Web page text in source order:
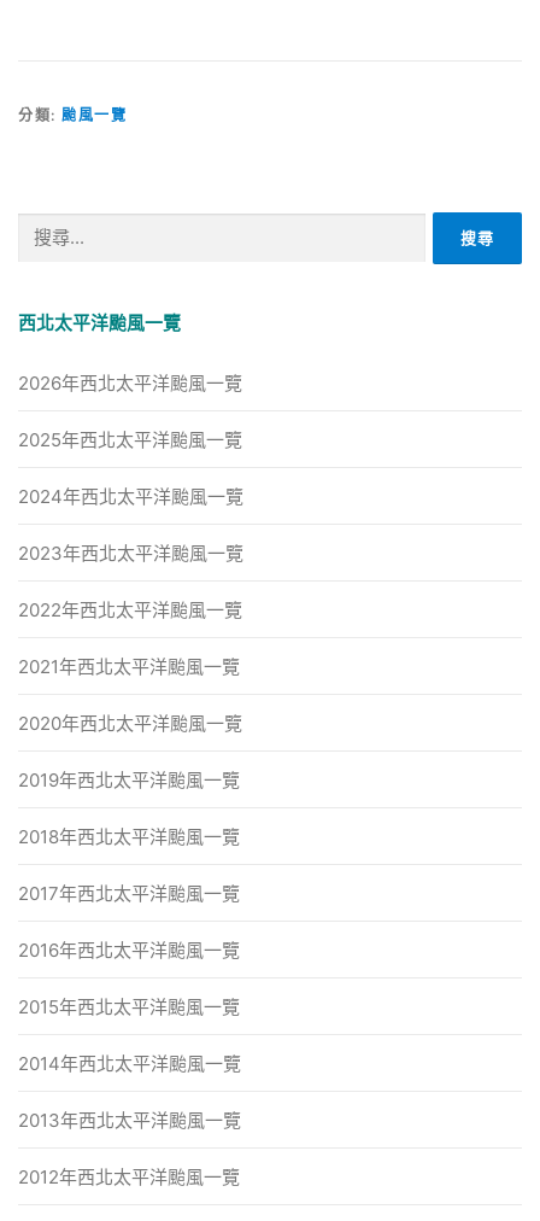
分類: 颱風一覽
字:
西北太平洋颱風一覽
2026年西北太平洋颱風一覽
2025年西北太平洋颱風一覽
2024年西北太平洋颱風一覽
2023年西北太平洋颱風一覽
2022年西北太平洋颱風一覽
2021年西北太平洋颱風一覽
2020年西北太平洋颱風一覽
2019年西北太平洋颱風一覽
2018年西北太平洋颱風一覽
2017年西北太平洋颱風一覽
2016年西北太平洋颱風一覽
2015年西北太平洋颱風一覽
2014年西北太平洋颱風一覽
2013年西北太平洋颱風一覽
2012年西北太平洋颱風一覽